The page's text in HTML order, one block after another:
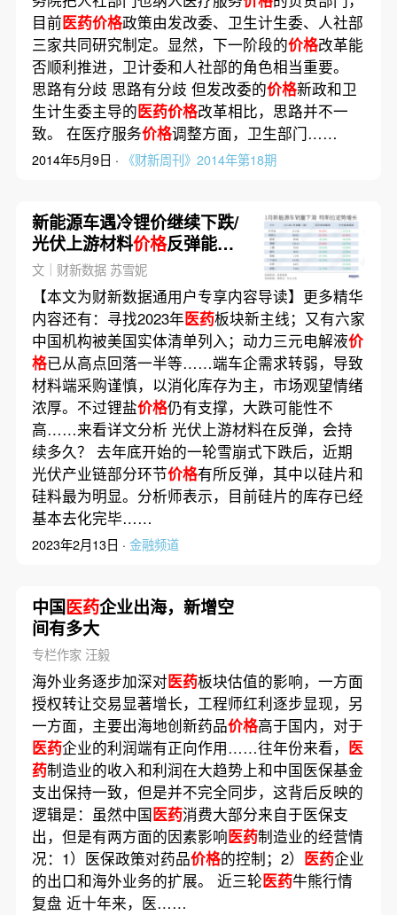
目前医药价格政策由发改委、卫生计生委、人社部
三家共同研究制定。显然，下一阶段的价格改革能
否顺利推进，卫计委和人社部的角色相当重要。
思路有分歧 思路有分歧 但发改委的价格新政和卫
生计生委主导的医药价格改革相比，思路并不一
致。 在医疗服务价格调整方面，卫生部门……
2014年5月9日 · 《财新周刊》2014年第18期
新能源车遇冷锂价继续下跌/
光伏上游材料价格反弹能持
续多久｜数据精华
文｜财新数据 苏雪妮
【本文为财新数据通用户专享内容导读】更多精华
内容还有：寻找2023年医药板块新主线；又有六家
中国机构被美国实体清单列入；动力三元电解液价
格已从高点回落一半等……端车企需求转弱，导致
材料端采购谨慎，以消化库存为主，市场观望情绪
浓厚。不过锂盐价格仍有支撑，大跌可能性不
高……来看详文分析 光伏上游材料在反弹，会持
续多久？ 去年底开始的一轮雪崩式下跌后，近期
光伏产业链部分环节价格有所反弹，其中以硅片和
硅料最为明显。分析师表示，目前硅片的库存已经
基本去化完毕……
2023年2月13日 · 金融频道
中国医药企业出海，新增空
间有多大
专栏作家 汪毅
海外业务逐步加深对医药板块估值的影响，一方面
授权转让交易显著增长，工程师红利逐步显现，另
一方面，主要出海地创新药品价格高于国内，对于
医药企业的利润端有正向作用……往年份来看， 医
药制造业的收入和利润在大趋势上和中国医保基金
支出保持一致，但是并不完全同步，这背后反映的
逻辑是：虽然中国医药消费大部分来自于医保支
出，但是有两方面的因素影响医药制造业的经营情
况：1）医保政策对药品价格的控制；2） 医药企业
的出口和海外业务的扩展。 近三轮医药牛熊行情
复盘 近十年来，医……